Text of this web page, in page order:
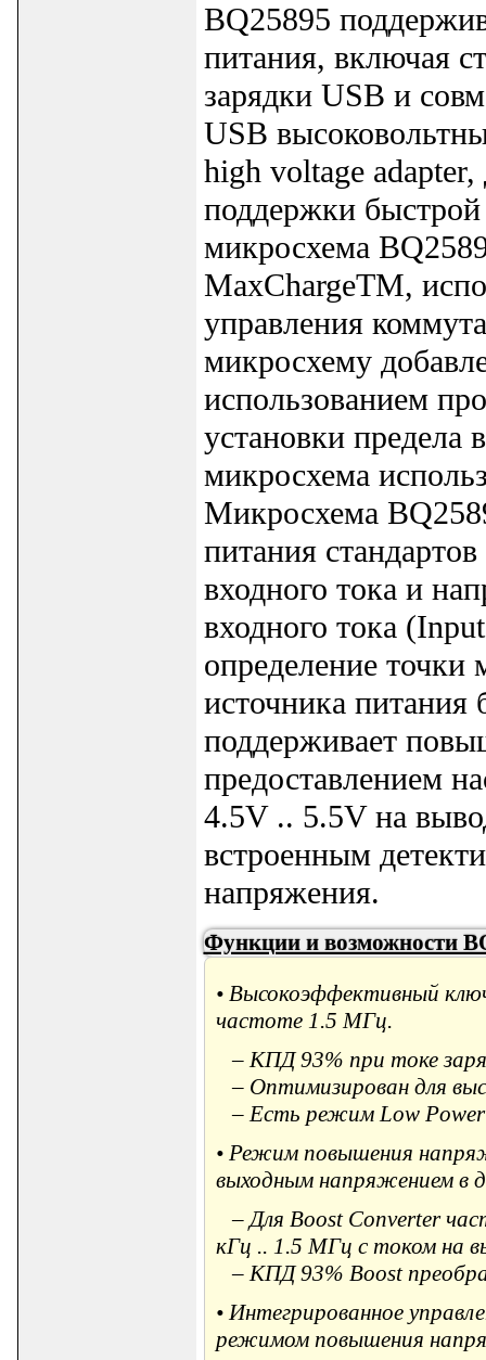
BQ25895
питания, включая
зарядки USB и
USB
high voltage
поддержки
микросхема
MaxChargeTM,
управления
микросхему
использованием
установки предела
микросхема
Микросхема
питания
входного тока и
входного тока
определение
источника питания
поддерживает
предоставлением
4.5V .. 5.5V на
встроенным
напряжения.
Функции и возможности
• Высокоэффективный
частоте 1.5 МГц.
– КПД 93% при токе
– Оптимизирован для
– Есть режим Low Power
• Режим повышения
выходным напряжением в
– Для Boost Converter
кГц .. 1.5 МГц с током на
– КПД 93% Boost
• Интегрированное
режимом повышения